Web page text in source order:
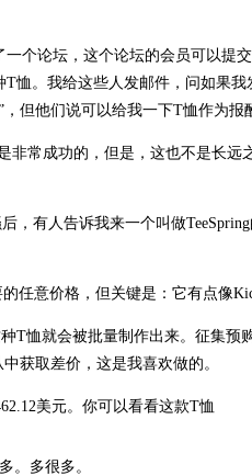
个论坛，这个论坛的会员可以提
恤。我给这些人发邮件，问如果
但他们说可以给我一下T恤作为
非常成功的，但是，这也不是长
，有人告诉我来一个叫做
任意价格，但关键是：它有点像
T恤就会被批量制作出来。征集预
获取差价，这是我喜欢做的。
美元。你可以看看这款T恤
。多很多。